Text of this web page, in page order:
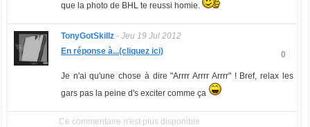
que la photo de BHL te reussi homie.
TonyGotSkillz- Jeu 19 Jul 2012
0
En réponse à...(cliquez ici)
Je n'ai qu'une chose à dire "Arrrr Arrrr Arrrr" ! Bref, relax les
gars pas la peine d's exciter comme ça
Ce commentaire n'est plus disponible